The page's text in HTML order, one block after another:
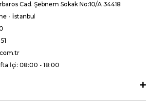
Cad. Şebnem Sokak No:10/A 34418
- İstanbul
İçi: 08:00 - 18:00